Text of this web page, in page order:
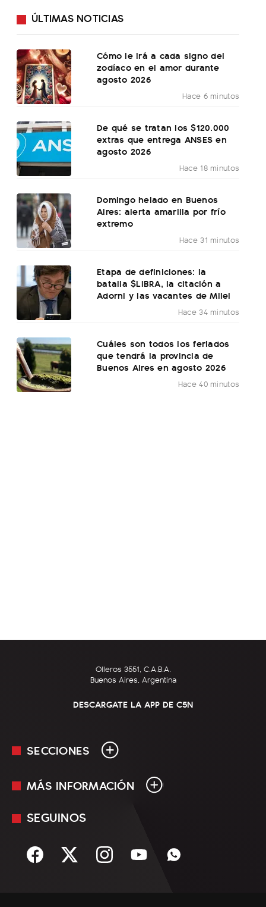
ÚLTIMAS NOTICIAS
Cómo le irá a cada signo del
zodíaco en el amor durante
agosto 2026
Hace 6 minutos
De qué se tratan los $120.000
extras que entrega ANSES en
agosto 2026
Hace 18 minutos
Domingo helado en Buenos
Aires: alerta amarilla por frío
extremo
Hace 31 minutos
Etapa de definiciones: la
batalla $LIBRA, la citación a
Adorni y las vacantes de Milei
Hace 34 minutos
Cuáles son todos los feriados
que tendrá la provincia de
Buenos Aires en agosto 2026
Hace 40 minutos
Olleros 3551, C.A.B.A.
Buenos Aires, Argentina
DESCARGATE LA APP DE C5N
SECCIONES
En Vivo
Sociedad
MÁS INFORMACIÓN
Mediakit
Términos y condiciones
SEGUINOS